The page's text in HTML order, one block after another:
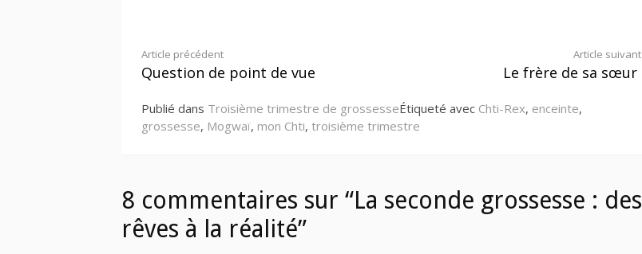
Lire
la
suite
Article précédent
Question de point de vue
Article suivant
Le frère de sa sœur
Publié dans Troisième trimestre de grossesseÉtiqueté avec Chti-Rex, enceinte,
grossesse, Mogwaï, mon Chti, troisième trimestre
8 commentaires sur “La seconde grossesse : des
rêves à la réalité”